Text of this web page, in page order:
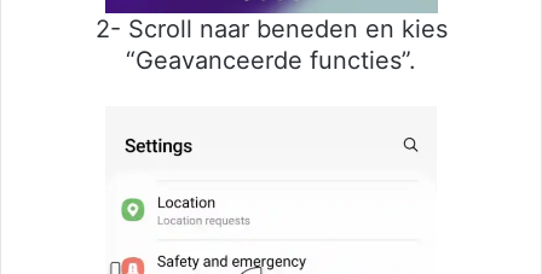
2- Scroll naar beneden en kies
“Geavanceerde functies”.